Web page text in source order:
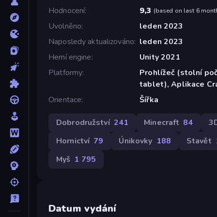
Hodnocení
9,3 (based on last 6
Uvolněno
leden 2023
Naposledy aktualizováno leden 2023
Herní engine
Unity 2021
Platformy
Prohlížeč (stolní
tablet), Aplikace
Orientace
Šířka
Dobrodružství 241 Minecraft 84
Hornictví 79 Únikovky 188 Stavět
Myš 1 795
Datum vydání